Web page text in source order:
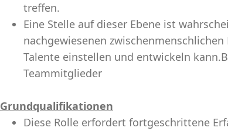
treffen.
Eine Stelle auf dieser Ebene ist
nachgewiesenen
Talente einstellen und entwickeln
Teammitglieder
Grundqualifikationen
Diese Rolle erfordert fortgeschrittene